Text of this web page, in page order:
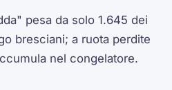
pesa da solo 1.645 dei
bresciani; a ruota perdite
nel congelatore.